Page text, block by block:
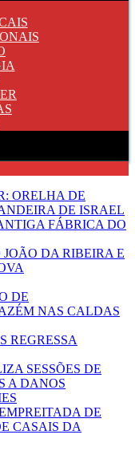
ORELHA DE
DE ISRAEL
FÁBRICA DO
DA RIBEIRA E
DE
NAS CALDAS
REGRESSA
SESSÕES DE
A DANOS
DE
CASAIS DA